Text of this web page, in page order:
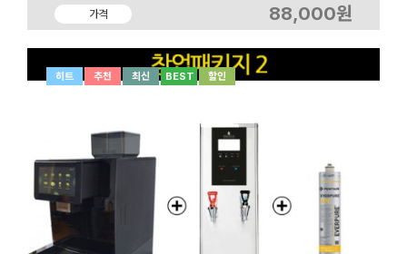
가격 88,000원
히트 추천 최신 BEST 할인